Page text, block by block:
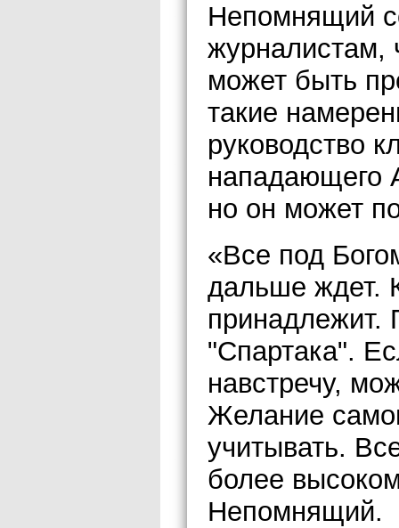
Непомнящий
журналистам,
может быть
такие
руководство
нападающего
но он может
«Все под
дальше ждет.
принадлежит.
"Спартака".
навстречу,
Желание
учитывать.
более
Непомнящий.